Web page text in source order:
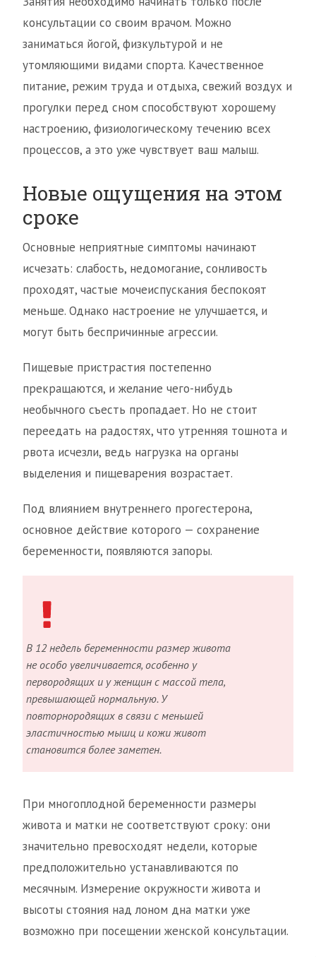
консультации со своим врачом. Можно
заниматься йогой, физкультурой и не
утомляющими видами спорта. Качественное
питание, режим труда и отдыха, свежий воздух и
прогулки перед сном способствуют хорошему
настроению, физиологическому течению всех
процессов, а это уже чувствует ваш малыш.
Новые ощущения на этом
сроке
Основные неприятные симптомы начинают
исчезать: слабость, недомогание, сонливость
проходят, частые мочеиспускания беспокоят
меньше. Однако настроение не улучшается, и
могут быть беспричинные агрессии.
Пищевые пристрастия постепенно
прекращаются, и желание чего-нибудь
необычного съесть пропадает. Но не стоит
переедать на радостях, что утренняя тошнота и
рвота исчезли, ведь нагрузка на органы
выделения и пищеварения возрастает.
Под влиянием внутреннего прогестерона,
основное действие которого — сохранение
беременности, появляются запоры.
В 12 недель беременности размер живота
не особо увеличивается, особенно у
первородящих и у женщин с массой тела,
превышающей нормальную. У
повторнородящих в связи с меньшей
эластичностью мышц и кожи живот
становится более заметен.
При многоплодной беременности размеры
живота и матки не соответствуют сроку: они
значительно превосходят недели, которые
предположительно устанавливаются по
месячным. Измерение окружности живота и
высоты стояния над лоном дна матки уже
возможно при посещении женской консультации.